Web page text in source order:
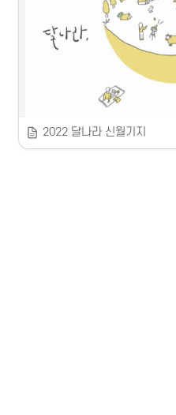
2022 달나라 신월기지
2022 달나라 신월기지